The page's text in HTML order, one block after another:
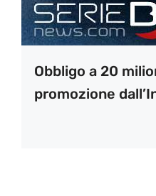
Obbligo a 20
promozione